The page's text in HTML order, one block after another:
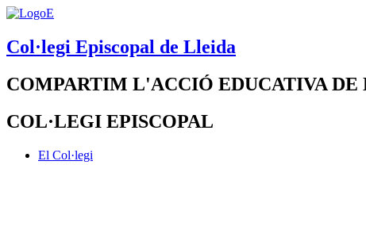
Col·legi Episcopal de Lleida
COMPARTIM L'ACCIÓ EDUCATIVA DE
COL·LEGI EPISCOPAL
El Col·legi